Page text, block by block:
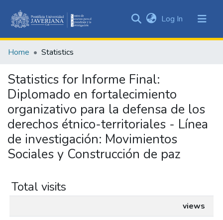
&
All of DSpace
Log In (current)
Home Statistics
Statistics for Informe Final:
Diplomado en fortalecimiento
organizativo para la defensa de los
derechos étnico-territoriales - Línea
de investigación: Movimientos
Sociales y Construcción de paz
Total visits
views